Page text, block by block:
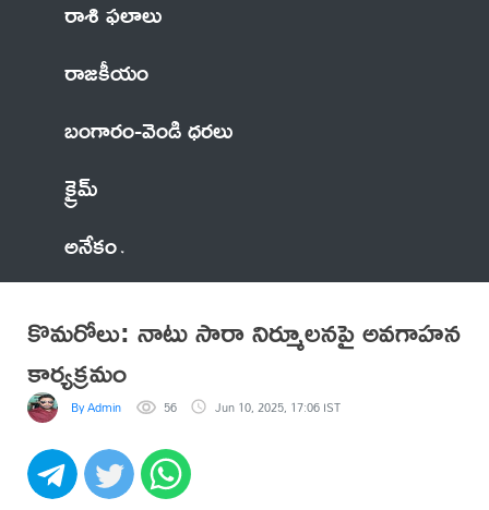
రాశి ఫలాలు
రాజకీయం
బంగారం-వెండి ధరలు
క్రైమ్
అనేకం
కొమరోలు: నాటు సారా నిర్మూలనపై అవగాహన
కార్యక్రమం
By Admin 56 Jun 10, 2025, 17:06 IST